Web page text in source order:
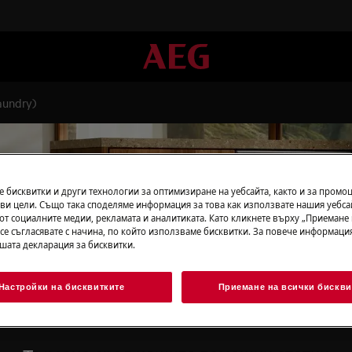
за door hinge
бисквитки и други технологии за оптимизиране на уебсайта, както и за
цели. Също така споделяме информация за това как използвате нашия
социалните медии, рекламата и аналитиката. Като кликнете върху „Приемане
съгласявате с начина, по който използваме бисквитки. За повече
декларация за бисквитки.
на бисквитките Приемане на всички